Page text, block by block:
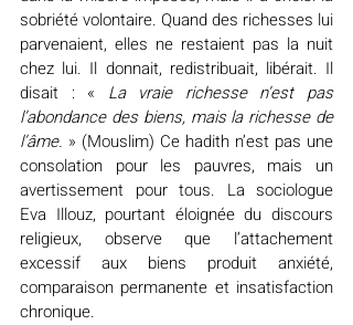
sobriété volontaire. Quand des richesses lui
parvenaient, elles ne restaient pas la nuit
chez lui. Il donnait, redistribuait, libérait. Il
disait : « La vraie richesse n’est pas
l’abondance des biens, mais la richesse de
l’âme. » (Mouslim) Ce hadith n’est pas une
consolation pour les pauvres, mais un
avertissement pour tous. La sociologue
Eva Illouz, pourtant éloignée du discours
religieux, observe que l’attachement
excessif aux biens produit anxiété,
comparaison permanente et insatisfaction
chronique.